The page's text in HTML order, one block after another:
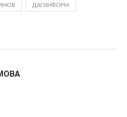
ДАГИНФОРМ